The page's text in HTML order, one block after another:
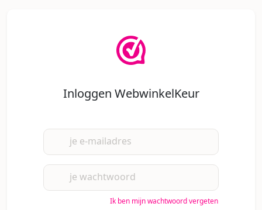
Inloggen WebwinkelKeur
je e-mailadres
je wachtwoord
Ik ben mijn wachtwoord vergeten